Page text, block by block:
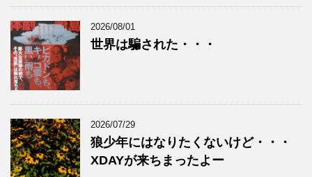
2026/08/01
世界は騙された・・・
2026/07/29
狼少年にはなりたくないけど・・・
XDAYが来ちまったよー